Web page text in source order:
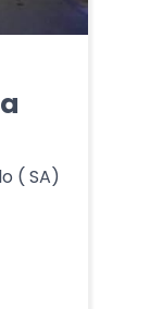
( SA)